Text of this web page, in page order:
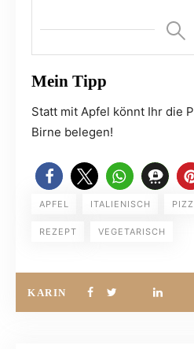
Mein Tipp
Statt mit Apfel könnt Ihr die
Birne belegen!
APFEL ITALIENISCH
REZEPT VEGETARISCH
KARIN